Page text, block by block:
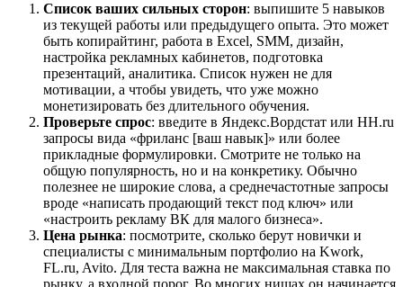
Список ваших сильных сторон: выпишите 5 навыков
из текущей работы или предыдущего опыта. Это может
быть копирайтинг, работа в Excel, SMM, дизайн,
настройка рекламных кабинетов, подготовка
презентаций, аналитика. Список нужен не для
мотивации, а чтобы увидеть, что уже можно
монетизировать без длительного обучения.
Проверьте спрос: введите в Яндекс.Вордстат или HH.ru
запросы вида «фриланс [ваш навык]» или более
прикладные формулировки. Смотрите не только на
общую популярность, но и на конкретику. Обычно
полезнее не широкие слова, а среднечастотные запросы
вроде «написать продающий текст под ключ» или
«настроить рекламу ВК для малого бизнеса».
Цена рынка: посмотрите, сколько берут новички и
специалисты с минимальным портфолио на Kwork,
FL.ru, Avito. Для теста важна не максимальная ставка по